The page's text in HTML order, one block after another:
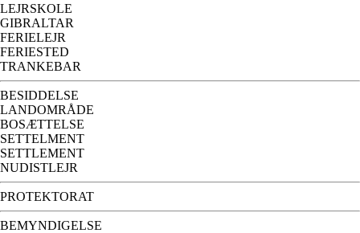
LEJRSKOLE
GIBRALTAR
FERIELEJR
FERIESTED
TRANKEBAR
BESIDDELSE
LANDOMRÅDE
BOSÆTTELSE
SETTELMENT
SETTLEMENT
NUDISTLEJR
PROTEKTORAT
BEMYNDIGELSE